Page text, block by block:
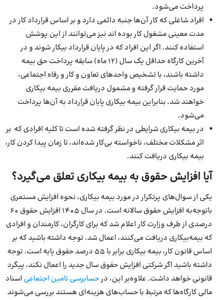
پرداخت می‌شود.
افراد شاغلی که کار آن‌ها جنبه دائمی‌ دارد و بر اساس قرارداد کار در
مدت معینی مشغول کار بوده اند نیز می‌توانند از این پوشش
استفاده کنند. اگر این افراد که در پایان قرارداد بیکار شوند و در
آخرین کارگاه حداقل یک سال (۱۲ ماه) سابقه پرداخت حق بیمه
داشته باشند، با تشخیص واحدهای تعاون و کار و رفاه اجتماعی،
مورد حمایت قرار گرفته و مشمول دریافت مقرری بیمه بیکاری
خواهند شد. بنابراین بیمه بیکاری پایان قرارداد به آن‌ها پرداخت
می‌‌شود.
در بیمه بیکاری شرایطی در نظر گرفته شده است تا کلیه افرادی که بر
اثر مشکلات مختلف، ناخواسته بی‌کار شده‌اند، تا زمان پیدا کردن کار،
بیمه بیکاری دریافت کنند.
آیا افزایش حقوق به بیمه بیکاری تعلق می‌گیرد؟
یکی از سوال‌های پرتکرار در مورد بیمه بیکاری، نحوه افزایش مستمری
باتوجه‌به افزایش حقوق سالانه است. در سال 1405 افزایش حقوق 60
درصدی از طرف وزارت کار اعلام شد که برای کارگران، کارمندان و افرادی
که بیمه‌بیکاری دریافت می‌کنند،‌ اعمال شد. توجه داشته باشید که بر
اساس قانون کار، بیمه بیکاری برابر با 55 درصد حقوق پایه است. توجه
داشته باشید اگر شرکتی افزایش حقوق سال جدید را اعمال نکند، پیگرد
قانونی خواهد داشت. علاوه‌بر این، درحسابرسی تامین اجتماعی اسناد
مالی کارگاه‌ها که مرتبط با حساب‌های هزینه‌ای هستند بررسی می‌شوند